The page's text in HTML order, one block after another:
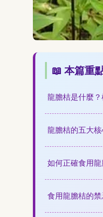
📖 本篇重
龍膽桔是什麼
龍膽桔的五大
如何正確食用
食用龍膽桔的